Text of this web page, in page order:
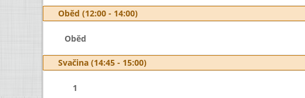
Oběd (12:00 - 14:00)
Oběd
Svačina (14:45 - 15:00)
1